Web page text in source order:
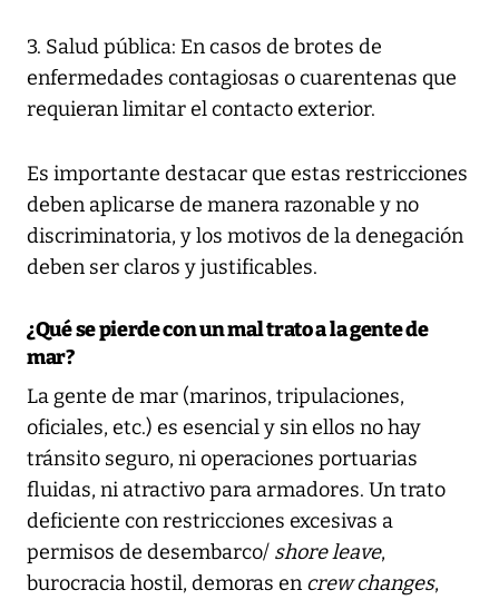
3. Salud pública: En casos de brotes de
enfermedades contagiosas o cuarentenas que
requieran limitar el contacto exterior.
Es importante destacar que estas restricciones
deben aplicarse de manera razonable y no
discriminatoria, y los motivos de la denegación
deben ser claros y justificables.
¿Qué se pierde con un mal trato a la gente de
mar?
La gente de mar (marinos, tripulaciones,
oficiales, etc.) es esencial y sin ellos no hay
tránsito seguro, ni operaciones portuarias
fluidas, ni atractivo para armadores. Un trato
deficiente con restricciones excesivas a
permisos de desembarco/ shore leave,
burocracia hostil, demoras en crew changes,